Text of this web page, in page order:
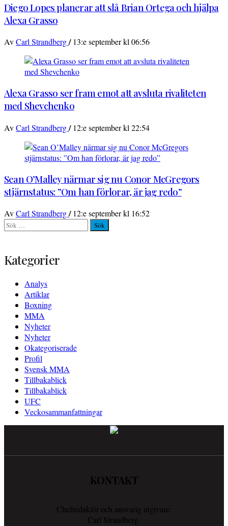
Diego Lopes planerar att slå Brian Ortega och hjälpa
Alexa Grasso
AvCarl Strandberg/ 13:e september kl 06:56
Alexa Grasso ser fram emot att avsluta rivaliteten
med Shevchenko
AvCarl Strandberg/ 12:e september kl 22:54
Sean O’Malley närmar sig nu Conor McGregors
stjärnstatus: ”Om han förlorar, är jag redo”
AvCarl Strandberg/ 12:e september kl 16:52
Sök
efter:
Kategorier
Analys
Artiklar
Boxning
MMA
Nyheter
Nyheter
Okategoriserade
Profil
Svensk MMA
Tillbakablick
Tillbakablick
UFC
Veckosammanfattningar
KONTAKT
Chefredaktör och ansvarig utgivare:
Carl Strandberg.